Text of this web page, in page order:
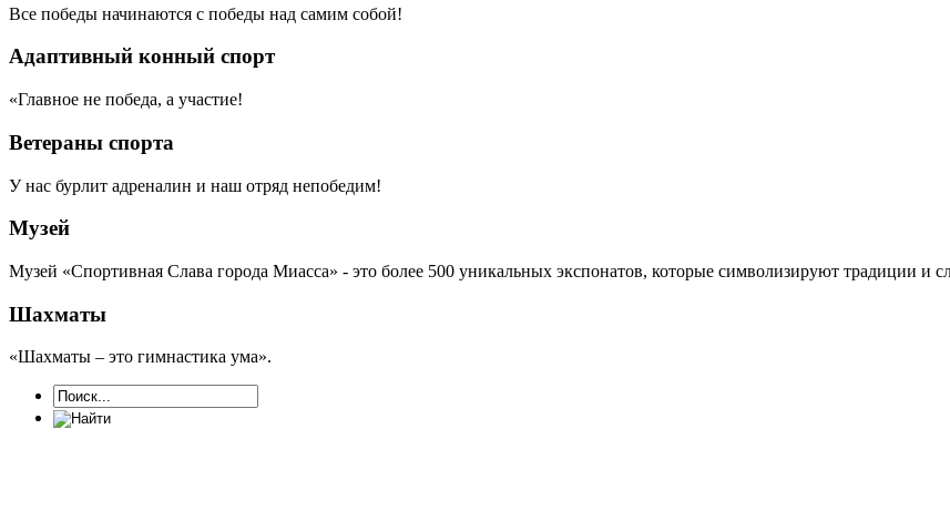
Все победы начинаются с победы над самим собой!
Адаптивный конный спорт
«Главное не победа, а участие!
Ветераны спорта
У нас бурлит адреналин и наш отряд непобедим!
Музей
Музей «Спортивная Слава города Миасса» - это более 500 уникальных экспонатов, которые символизируют традиции и
Шахматы
«Шахматы – это гимнастика ума».